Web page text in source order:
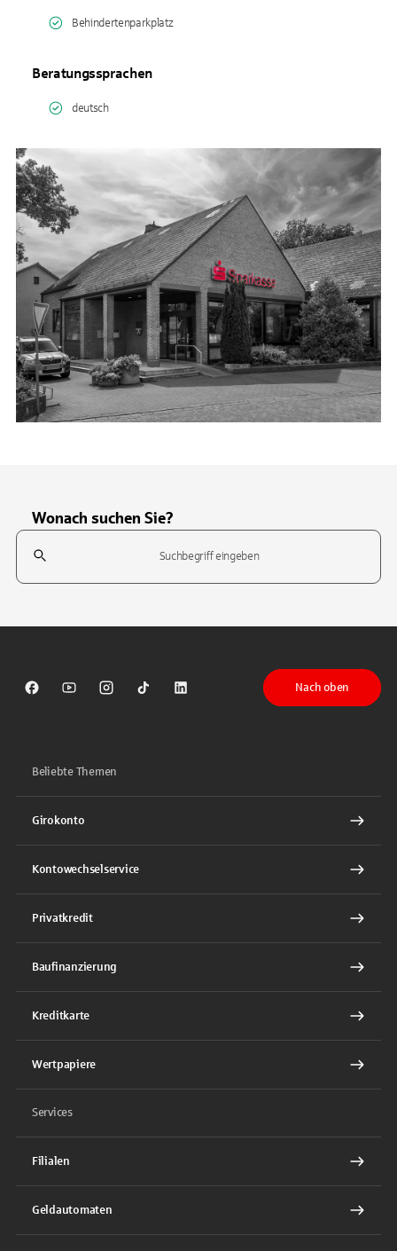
Behindertenparkplatz
Beratungssprachen
deutsch
Wonach suchen Sie?
Suchfeld
Sparkasse auf Facebook
Sparkasse auf Youtube
Sparkasse auf Instagram
Sparkasse auf TikTok
Sparkasse auf LinkedIn
Nach oben
Beliebte Themen
Girokonto
Kontowechselservice
Privatkredit
Baufinanzierung
Kreditkarte
Wertpapiere
Services
Filialen
Geldautomaten